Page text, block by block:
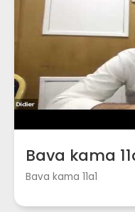
Bava kama
Bava kama 11a1